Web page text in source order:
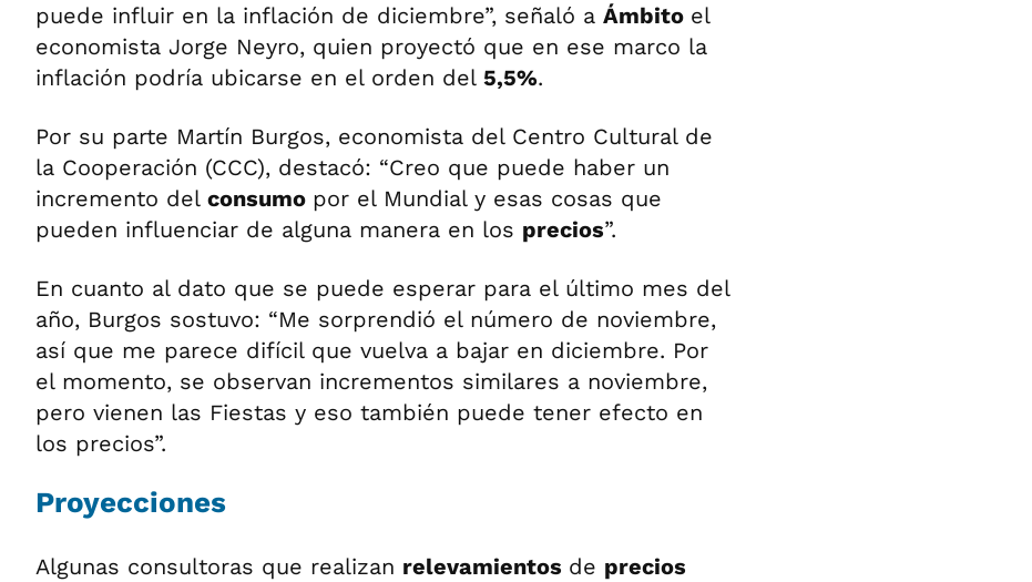
puede influir en la inflación de diciembre”, señaló a Ámbito el
economista Jorge Neyro, quien proyectó que en ese marco la
inflación podría ubicarse en el orden del 5,5%.
Por su parte Martín Burgos, economista del Centro Cultural de
la Cooperación (CCC), destacó: “Creo que puede haber un
incremento del consumo por el Mundial y esas cosas que
pueden influenciar de alguna manera en los precios”.
En cuanto al dato que se puede esperar para el último mes del
año, Burgos sostuvo: “Me sorprendió el número de noviembre,
así que me parece difícil que vuelva a bajar en diciembre. Por
el momento, se observan incrementos similares a noviembre,
pero vienen las Fiestas y eso también puede tener efecto en
los precios”.
Proyecciones
Algunas consultoras que realizan relevamientos de precios